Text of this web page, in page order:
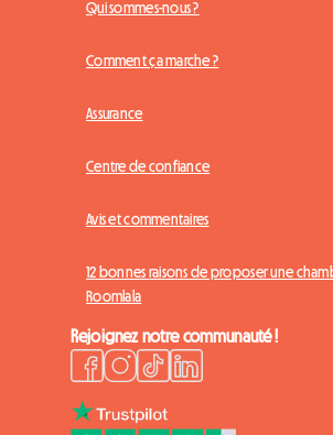
Qui sommes-nous ?
Comment ça marche ?
Assurance
Centre de confiance
Avis et commentaires
12 bonnes raisons de proposer une
Roomlala
Rejoignez notre communauté !